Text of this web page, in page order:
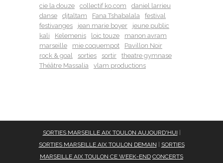
cie la douze
collectif ko.com
daniel larrieu
danse
djtaltam Fana Tshabalala
festival
festivanges
jean marie boyer
jeune public
kali
Kelemenis loic touze
manon avram
marseille
mie coquempot
Pavillon Noir
rock & goal
sorties sortir
theatre gymnase
Théâtre Massalia
vlam productions
SORTIES MARSEILLE AIX TOULON AUJOURD'HUI
SORTIES MARSEILLE AIX TOULON DEMAIN
SORTIES
MARSEILLE AIX TOULON CE WEEK-END CONCERTS